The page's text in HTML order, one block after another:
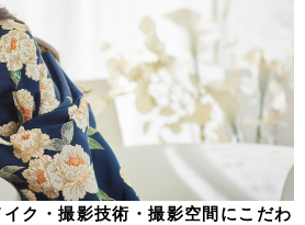
ク・撮影技術・撮影空間にこだわ